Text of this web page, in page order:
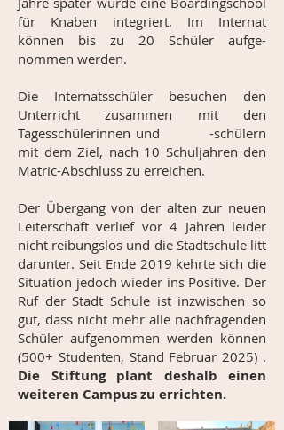
für Knaben integriert. Im Internat
können bis zu 20 Schüler aufge-
nommen werden.
Die Internatsschüler besuchen den
Unterricht zusammen mit den
Tagesschülerinnen und -schülern
mit dem Ziel, nach 10 Schuljahren den
Matric-Abschluss zu erreichen.
Der Übergang von der alten zur neuen
Leiterschaft verlief vor 4 Jahren leider
nicht reibungslos und die Stadtschule litt
darunter. Seit Ende 2019 kehrte sich die
Situation jedoch wieder ins Positive. Der
Ruf der Stadt Schule ist inzwischen so
gut, dass nicht mehr alle nachfragenden
Schüler aufgenommen werden können
(500+ Studenten, Stand Februar 2025) .
Die Stiftung plant deshalb einen
weiteren Campus zu errichten.